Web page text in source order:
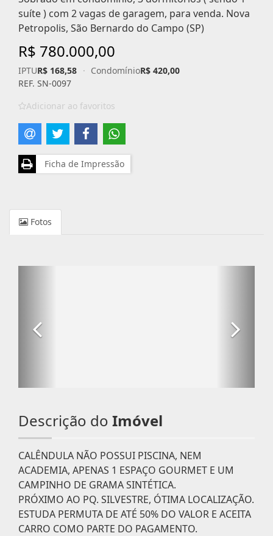
suíte ) com 2 vagas de garagem, para venda. Nova
Petropolis, São Bernardo do Campo (SP)
R$ 780.000,00
IPTUR$ 168,58 · CondomínioR$ 420,00
REF. SN-0097
Adicionar ao favoritos
Ficha de Impressão
Fotos
Descrição do Imóvel
CALÊNDULA NÃO POSSUI PISCINA, NEM
ACADEMIA, APENAS 1 ESPAÇO GOURMET E UM
CAMPINHO DE GRAMA SINTÉTICA.
PRÓXIMO AO PQ. SILVESTRE, ÓTIMA LOCALIZAÇÃO.
ESTUDA PERMUTA DE ATÉ 50% DO VALOR E ACEITA
CARRO COMO PARTE DO PAGAMENTO.